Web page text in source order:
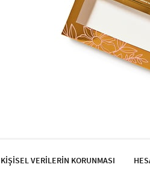
KİŞİSEL VERİLERİN KORUNMASI